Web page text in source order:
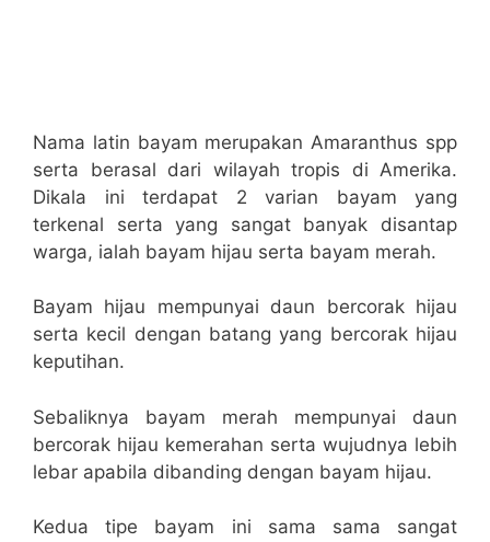
Nama latin bayam merupakan Amaranthus spp
serta berasal dari wilayah tropis di Amerika.
Dikala ini terdapat 2 varian bayam yang
terkenal serta yang sangat banyak disantap
warga, ialah bayam hijau serta bayam merah.
Bayam hijau mempunyai daun bercorak hijau
serta kecil dengan batang yang bercorak hijau
keputihan.
Sebaliknya bayam merah mempunyai daun
bercorak hijau kemerahan serta wujudnya lebih
lebar apabila dibanding dengan bayam hijau.
Kedua tipe bayam ini sama sama sangat